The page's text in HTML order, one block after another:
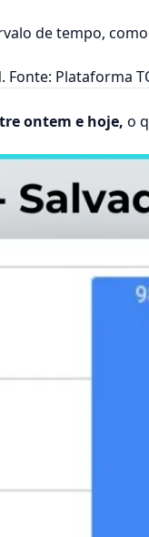
de tempo,
Fonte: Plataforma
ontem e hoje, o